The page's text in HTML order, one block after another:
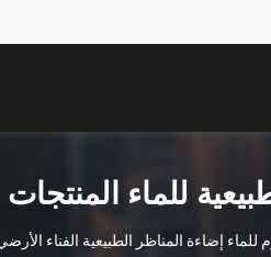
للماء المنتجات